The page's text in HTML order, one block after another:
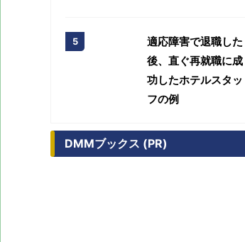
適応障害で退職した
後、直ぐ再就職に成
功したホテルスタッ
フの例
DMMブックス (PR)